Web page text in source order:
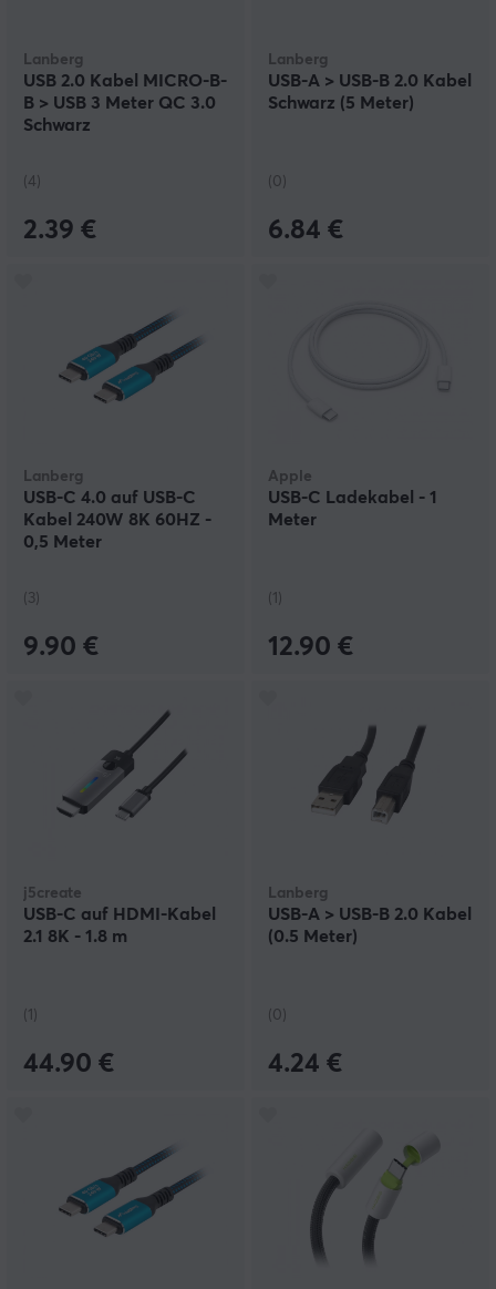
Lanberg
USB 2.0 Kabel MICRO-B-
B > USB 3 Meter QC 3.0
Schwarz
(4)
2.39 €
Lanberg
USB-A > USB-B 2.0 Kabel
Schwarz (5 Meter)
(0)
6.84 €
Lanberg
USB-C 4.0 auf USB-C
Kabel 240W 8K 60HZ -
0,5 Meter
(3)
9.90 €
Apple
USB-C Ladekabel - 1
Meter
(1)
12.90 €
j5create
USB-C auf HDMI-Kabel
2.1 8K - 1.8 m
(1)
44.90 €
Lanberg
USB-A > USB-B 2.0 Kabel
(0.5 Meter)
(0)
4.24 €